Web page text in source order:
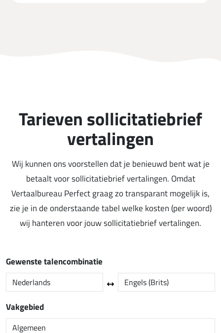
Tarieven sollicitatiebrief
vertalingen
Wij kunnen ons voorstellen dat je benieuwd bent wat je
betaalt voor sollicitatiebrief vertalingen. Omdat
Vertaalbureau Perfect graag zo transparant mogelijk is,
zie je in de onderstaande tabel welke kosten (per woord)
wij hanteren voor jouw sollicitatiebrief vertalingen.
Gewenste talencombinatie
Vakgebied